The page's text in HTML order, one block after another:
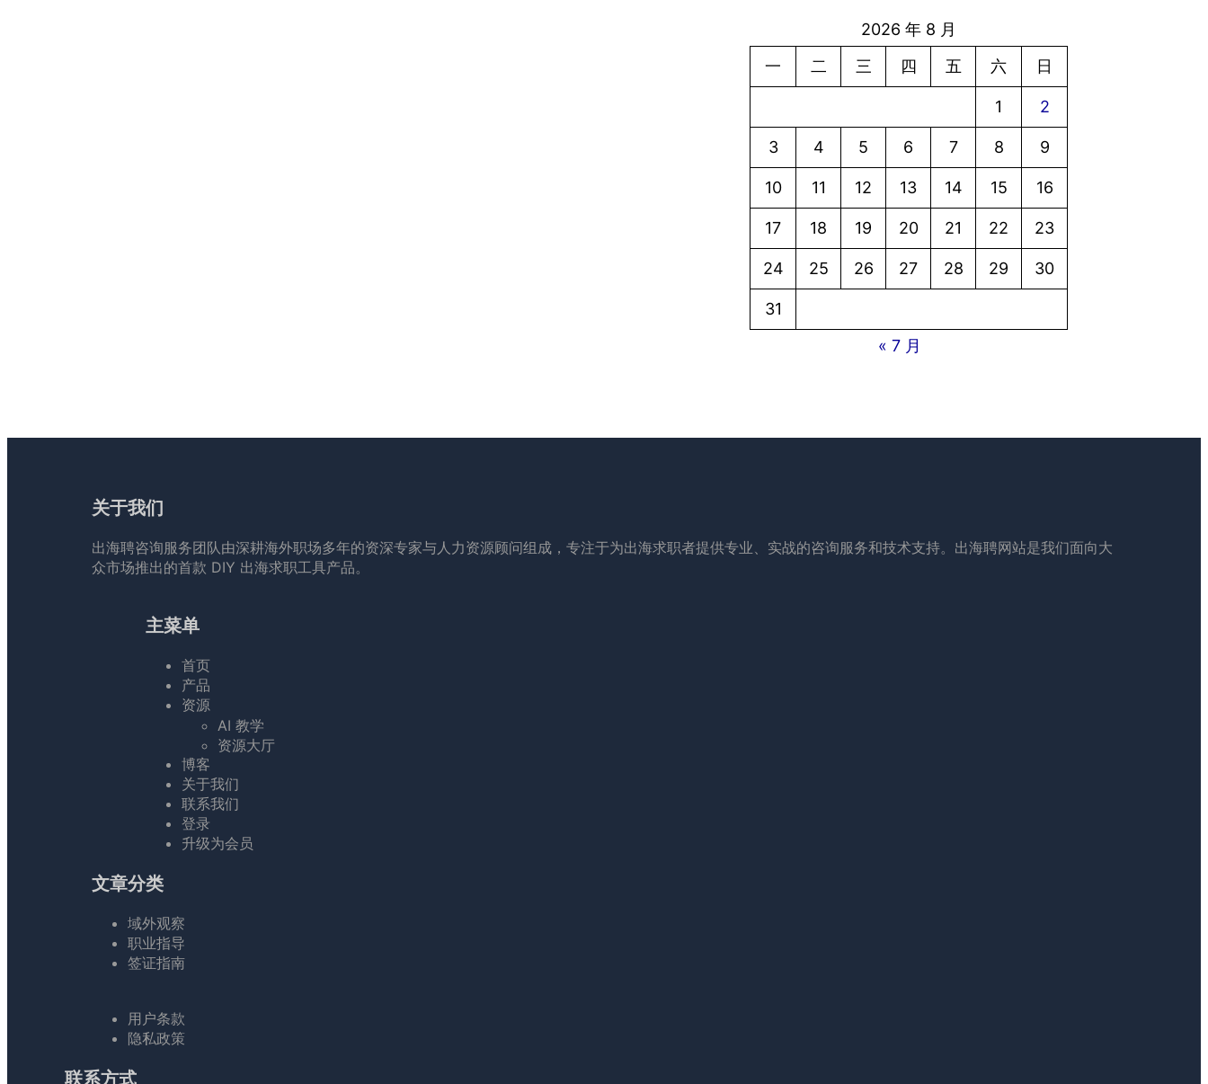
2026 年 8 月
一
二 三 四 五 六 日
1 2
3 4 5 6 7 8 9
10 11 12 13 14 15 16
17 18 19 20 21 22 23
24 25 26 27 28 29 30
31
« 7 月
关于我们
出海聘咨询服务团队由深耕海外职场多年的资深专家与人力资源顾问组成，专注于为出海求职者提供专业、实战的咨询服务和技术支持。出海聘网站是我们面向大
众市场推出的首款 DIY 出海求职工具产品。
主菜单
首页
产品
资源
AI 教学
资源大厅
博客
关于我们
联系我们
登录
升级为会员
文章分类
域外观察
职业指导
签证指南
用户条款
隐私政策
联系方式